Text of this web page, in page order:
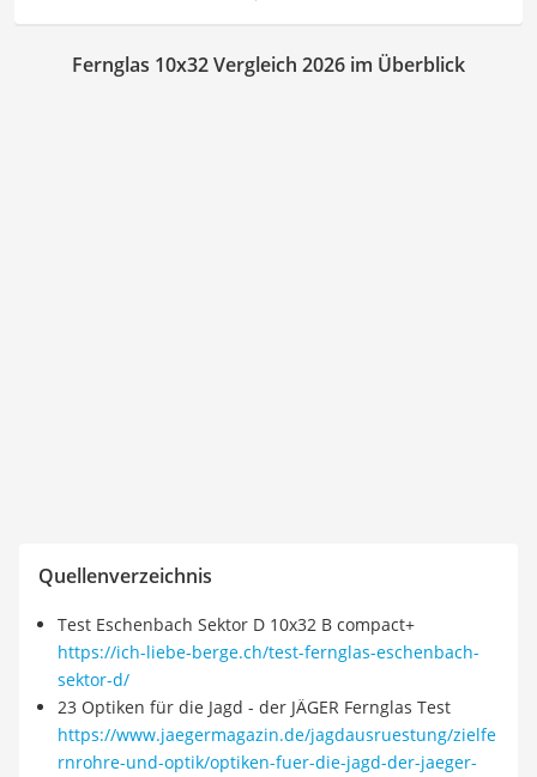
Fernglas 10x32 Vergleich 2026 im Überblick
Quellenverzeichnis
Test Eschenbach Sektor D 10x32 B compact+
https://ich-liebe-berge.ch/test-fernglas-eschenbach-
sektor-d/
23 Optiken für die Jagd - der JÄGER Fernglas Test
https://www.jaegermagazin.de/jagdausruestung/zielfe
rnrohre-und-optik/optiken-fuer-die-jagd-der-jaeger-